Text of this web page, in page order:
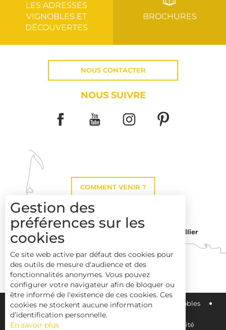
LES ADRESSES
VIGNOBLES ET
DÉCOUVERTES
BROCHURES
NOUS CONTACTER
NOUS SUIVRE
COMMENT VENIR ?
Montpellier
Perpignan
Plan du site Pays Haut Languedoc et Vignobles
Mentions légales Déclaration d'accessibilité
Gestion des
préférences sur les
cookies
Ce site web active par défaut des cookies pour
des outils de mesure d'audience et des
fonctionnalités anonymes. Vous pouvez
configurer votre navigateur afin de bloquer ou
être informé de l'existence de ces cookies. Ces
cookies ne stockent aucune information
d’identification personnelle.
En savoir plus